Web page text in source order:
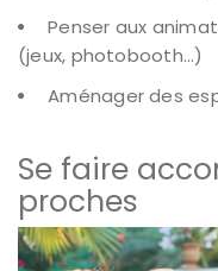
Penser aux
(jeux, photobooth…)
Aménager des
Se faire
proches